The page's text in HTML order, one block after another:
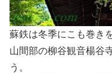
蘇鉄は冬季にこも巻き
山間部の柳谷観音楊谷
う。